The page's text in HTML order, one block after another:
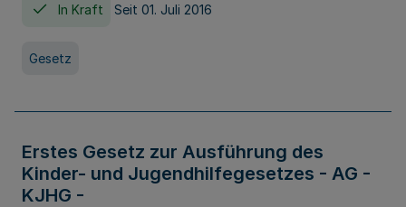
In Kraft Seit 01. Juli 2016
Gesetz
Erstes Gesetz zur Ausführung des
Kinder- und Jugendhilfegesetzes - AG -
KJHG -